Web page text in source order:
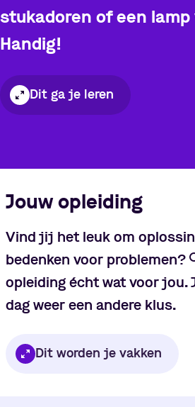
stukadoren of een lamp
Handig!
Dit ga je leren
Jouw opleiding
Vind jij het leuk om
bedenken voor problemen?
opleiding écht wat voor jou.
dag weer een andere klus.
Dit worden je vakken